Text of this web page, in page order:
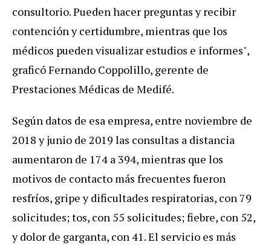
consultorio.Puedenhacer preguntas y recibir
contencióny certidumbre, mientras que los
médicos puedenvisualizar estudios e informes",
graficóFernando Coppolillo, gerente de
Prestaciones Médicas de Medifé.
Según datos de esa empresa, entre noviembre de
2018 y junio de 2019 las consultas a distancia
aumentaron de 174 a 394, mientras que los
motivos de contacto más frecuentes fueron
resfríos, gripe y dificultades respiratorias, con 79
solicitudes;tos, con 55 solicitudes;fiebre, con 52,
y dolor de garganta, con41.El servicio es más